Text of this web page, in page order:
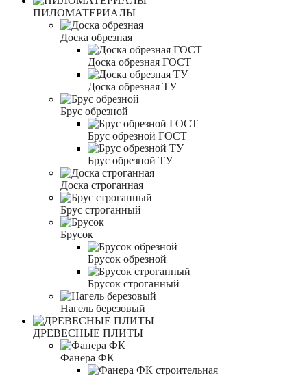
ПИЛОМАТЕРИАЛЫ
Доска обрезная
Доска обрезная ГОСТ
Доска обрезная ТУ
Брус обрезной
Брус обрезной ГОСТ
Брус обрезной ТУ
Доска строганная
Брус строганный
Брусок
Брусок обрезной
Брусок строганный
Нагель березовый
ДРЕВЕСНЫЕ ПЛИТЫ
Фанера ФК